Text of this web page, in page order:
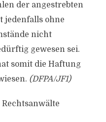
der angestrebten
jedenfalls ohne
nicht
gewesen sei.
somit die Haftung
(DFPA/JF1)
Rechtsanwälte